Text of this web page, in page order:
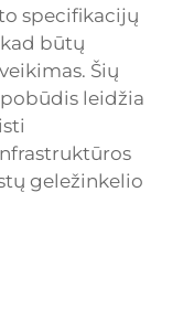
specifikacijų
būtų
Šių
leidžia
geležinkelio